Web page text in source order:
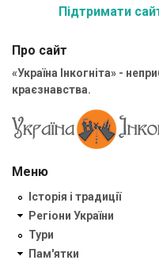
Підтримати
Про сайт
«Україна Інкогніта» -
краєзнавства.
Меню
Історія і традиції
Регіони України
Тури
Пам'ятки